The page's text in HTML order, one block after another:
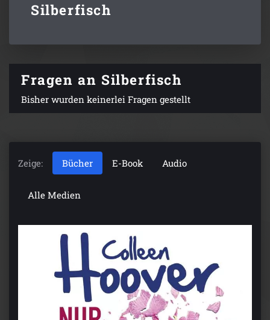
Silberfisch
Fragen an Silberfisch
Bisher wurden keinerlei Fragen gestellt
Zeige: Bücher E-Book Audio
Alle Medien